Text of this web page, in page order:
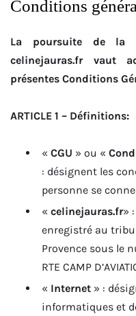
Conditions
La poursuite de la
celinejauras.fr vaut
présentes Conditions
ARTICLE 1 – Définitions:
« CGU » ou «
: désignent les
personne se
« celinejauras.fr»
enregistré au
Provence sous le
RTE CAMP
« Internet » :
informatiques et